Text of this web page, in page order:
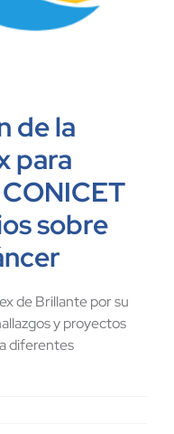
de la
para
sobre
de Brillante por su
y proyectos
diferentes